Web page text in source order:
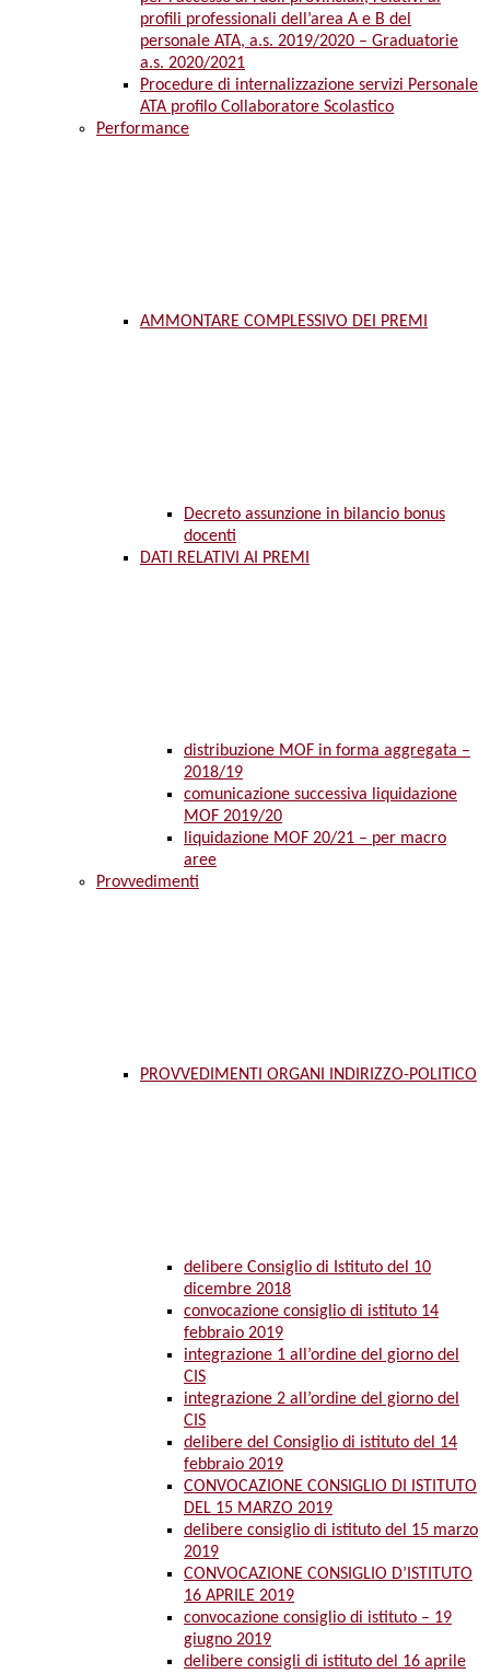
profili professionali dell’area A e B del
personale ATA, a.s. 2019/2020 – Graduatorie
a.s. 2020/2021
Procedure di internalizzazione servizi Personale
ATA profilo Collaboratore Scolastico
Performance
AMMONTARE COMPLESSIVO DEI PREMI
Decreto assunzione in bilancio bonus
docenti
DATI RELATIVI AI PREMI
distribuzione MOF in forma aggregata –
2018/19
comunicazione successiva liquidazione
MOF 2019/20
liquidazione MOF 20/21 – per macro
aree
Provvedimenti
PROVVEDIMENTI ORGANI INDIRIZZO-POLITICO
delibere Consiglio di Istituto del 10
dicembre 2018
convocazione consiglio di istituto 14
febbraio 2019
integrazione 1 all’ordine del giorno del
CIS
integrazione 2 all’ordine del giorno del
CIS
delibere del Consiglio di istituto del 14
febbraio 2019
CONVOCAZIONE CONSIGLIO DI ISTITUTO
DEL 15 MARZO 2019
delibere consiglio di istituto del 15 marzo
2019
CONVOCAZIONE CONSIGLIO D’ISTITUTO
16 APRILE 2019
convocazione consiglio di istituto – 19
giugno 2019
delibere consigli di istituto del 16 aprile